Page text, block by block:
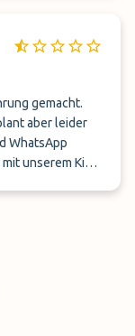
gemacht.
aber leider
WhatsApp
unserem Kind